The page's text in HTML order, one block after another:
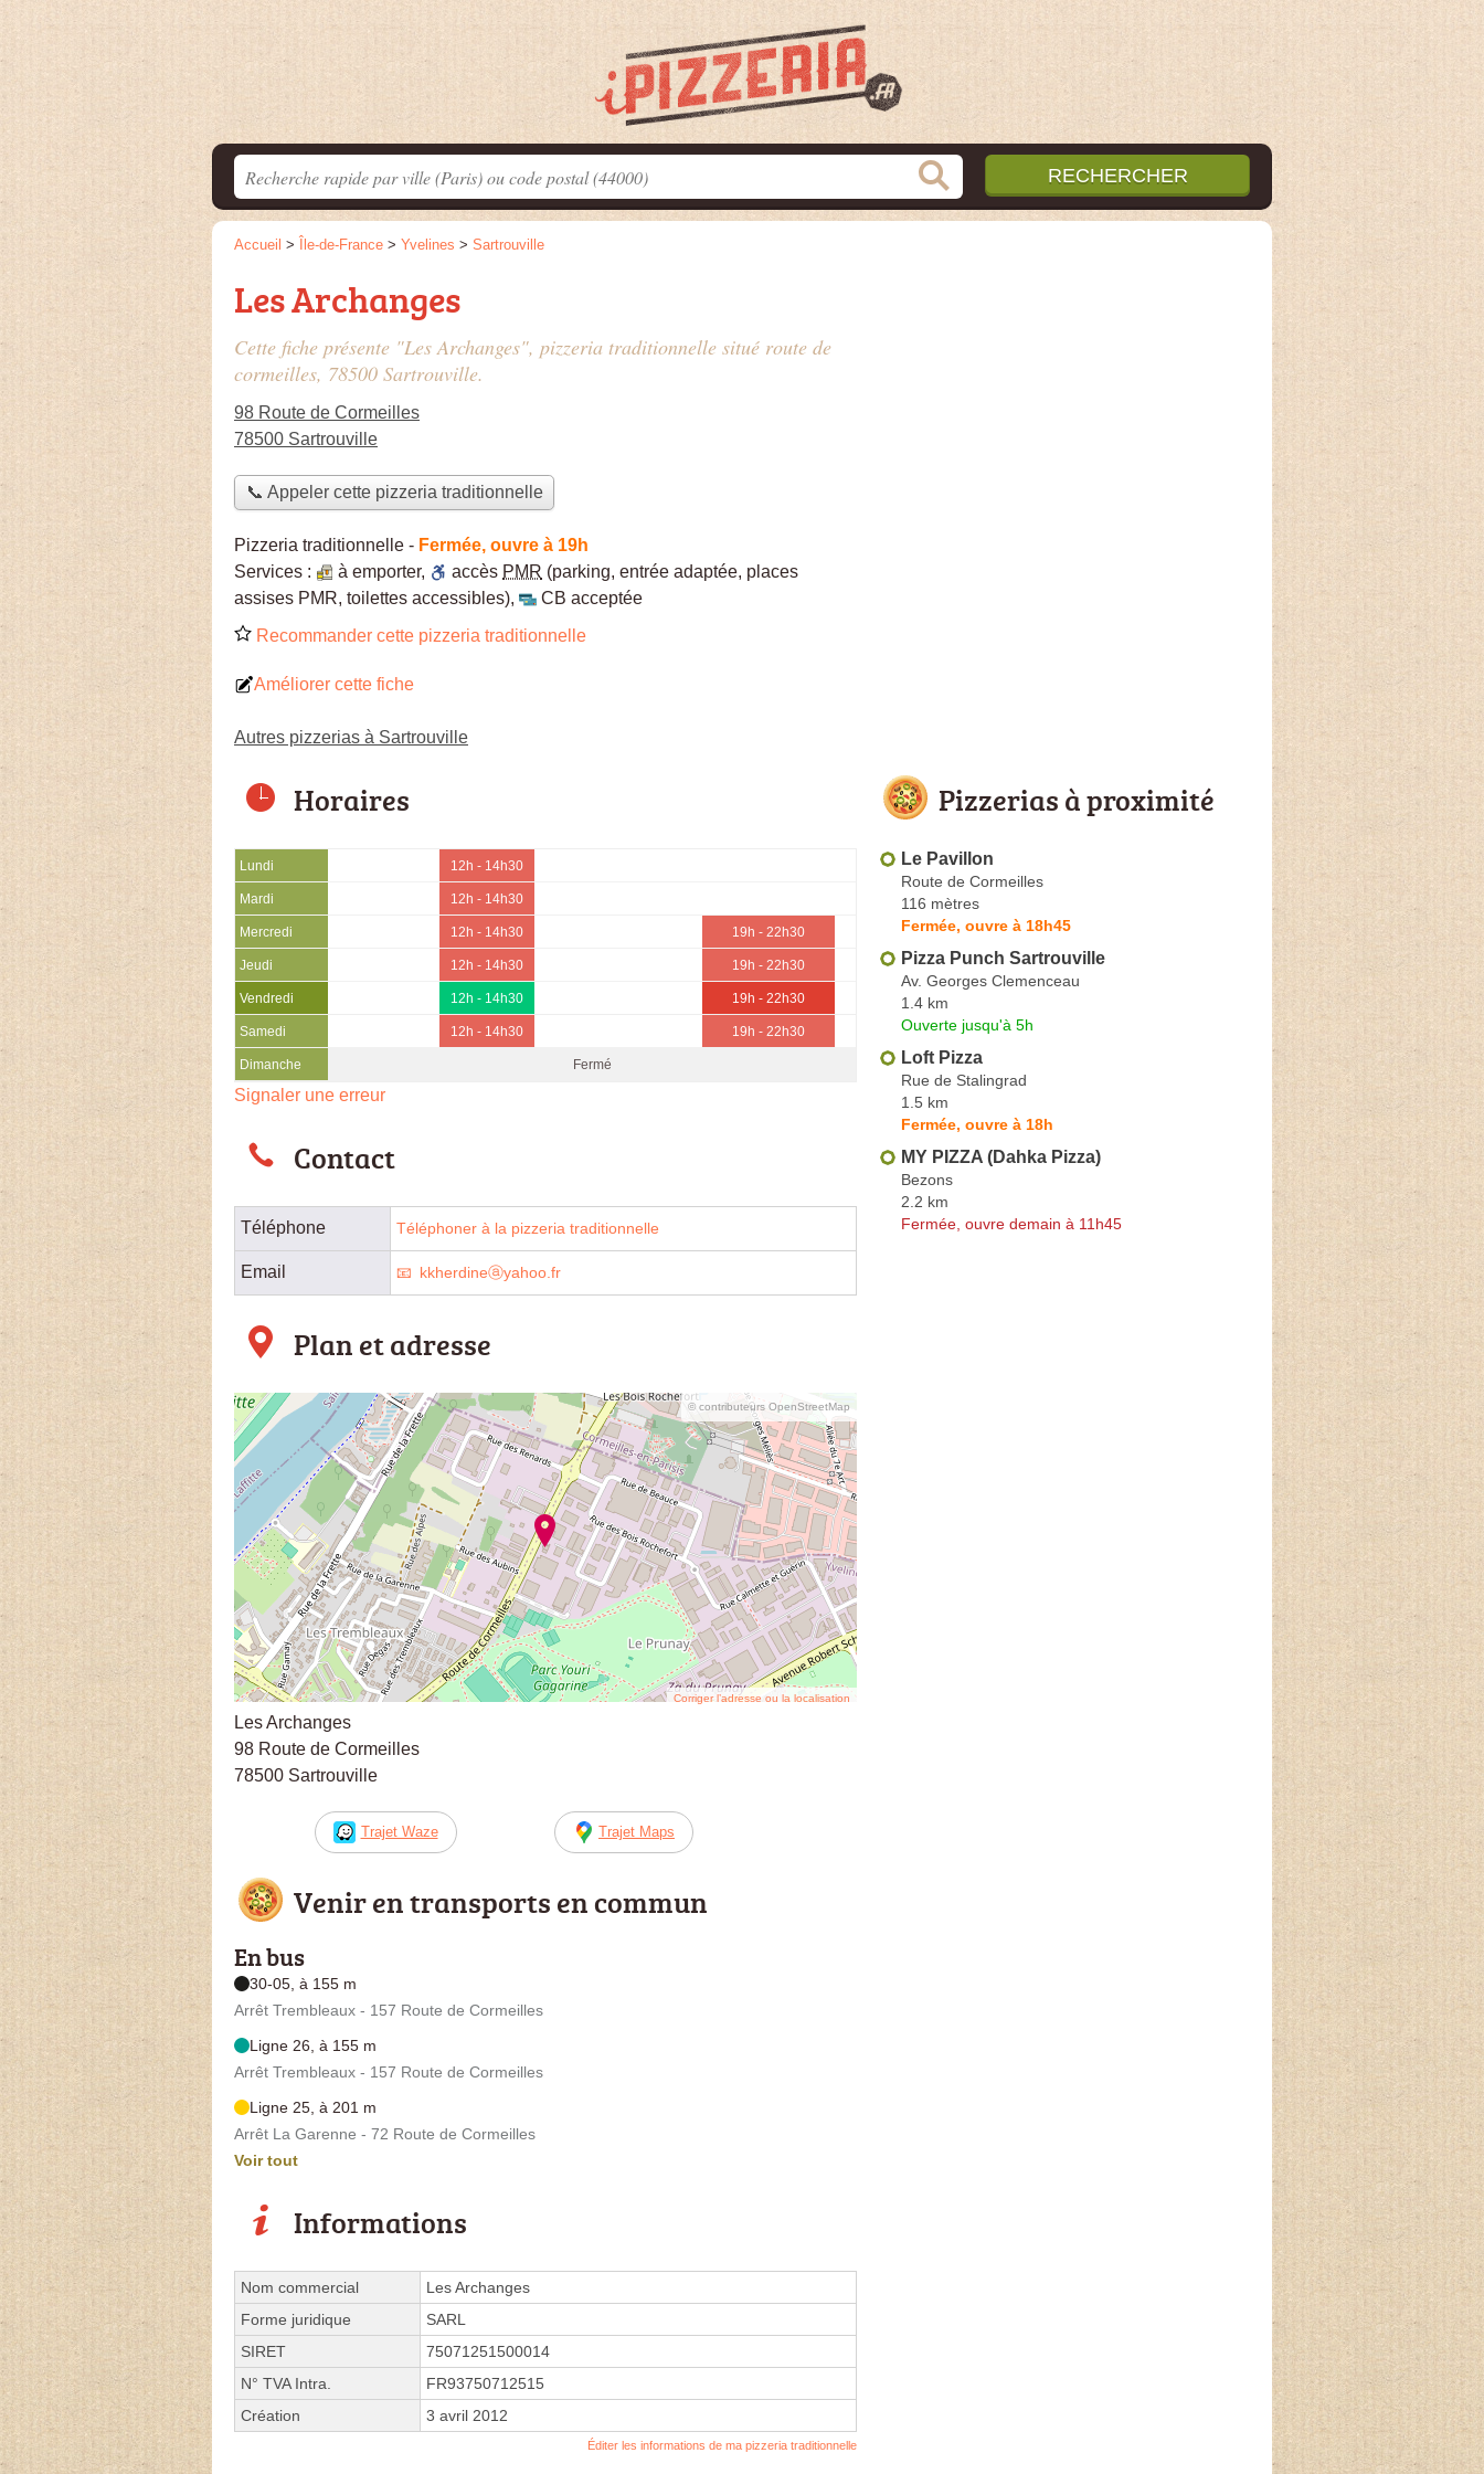
Accueil > Île-de-France > Yvelines > Sartrouville
Les Archanges
Cette fiche présente "Les Archanges", pizzeria traditionnelle situé route de
cormeilles, 78500 Sartrouville.
98 Route de Cormeilles
78500 Sartrouville
📞 Appeler cette pizzeria traditionnelle
Pizzeria traditionnelle - Fermée, ouvre à 19h
Services :
à emporter, accès PMR (parking, entrée adaptée, places
assises PMR, toilettes accessibles),
CB acceptée
Recommander cette pizzeria traditionnelle
Améliorer cette fiche
Autres pizzerias à Sartrouville
Horaires
Lundi 12h - 14h30
Mardi 12h - 14h30
Mercredi 12h - 14h30 19h - 22h30
Jeudi 12h - 14h30 19h - 22h30
Vendredi 12h - 14h30 19h - 22h30
Samedi 12h - 14h30 19h - 22h30
Dimanche Fermé
Signaler une erreur
Contact
Téléphone Téléphoner à la pizzeria traditionnelle
Email kkherdineⓐyahoo.fr
Plan et adresse
© contributeurs OpenStreetMap
Corriger l’adresse ou la localisation
Les Archanges
98 Route de Cormeilles
78500 Sartrouville
Trajet Waze Trajet Maps
Venir en transports en commun
En bus
30-05, à 155 m
Arrêt Trembleaux - 157 Route de Cormeilles
Ligne 26, à 155 m
Arrêt Trembleaux - 157 Route de Cormeilles
Ligne 25, à 201 m
Arrêt La Garenne - 72 Route de Cormeilles
Voir tout
Informations
Nom commercial
Les Archanges
Forme juridique
SARL
SIRET
75071251500014
N° TVA Intra.
FR93750712515
Création
3 avril 2012
Éditer les informations de ma pizzeria traditionnelle
Pizzerias à proximité
Le Pavillon
Route de Cormeilles
116 mètres
Fermée, ouvre à 18h45
Pizza Punch Sartrouville
Av. Georges Clemenceau
1.4 km
Ouverte jusqu'à 5h
Loft Pizza
Rue de Stalingrad
1.5 km
Fermée, ouvre à 18h
MY PIZZA (Dahka Pizza)
Bezons
2.2 km
Fermée, ouvre demain à 11h45